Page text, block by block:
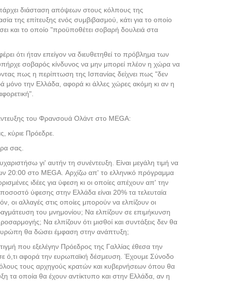
διάσταση απόψεων στους κόλπους της
της επίτευξης ενός συμβιβασμού, κάτι για το οποίο
και το οποίο "προϋποθέτει σοβαρή δουλειά στα
ότι ήταν επείγον να διευθετηθεί το πρόβλημα των
σοβαρός κίνδυνος να μην μπορεί πλέον η χώρα να
πως η περίπτωση της Ισπανίας δείχνει πως "δεν
μόνο την Ελλάδα, αφορά κι άλλες χώρες ακόμη κι αν η
του Φρανσουά Ολάντ στο MEGA:
Πρόεδρε.
σας.
γι' αυτήν τη συνέντευξη. Είναι μεγάλη τιμή να
20:00 στο MEGA. Αρχίζω απ' το ελληνικό πρόγραμμα
ιδέες για ύφεση κι οι οποίες απέχουν απ' την
ύφεσης στην Ελλάδα είναι 20% τα τελευταία
οι αλλαγές στις οποίες μπορούν να ελπίζουν οι
του μνημονίου; Να ελπίζουν σε επιμήκυνση
Να ελπίζουν ότι μισθοί και συντάξεις δεν θα
θα δώσει έμφαση στην ανάπτυξη;
που εξελέγην Πρόεδρος της Γαλλίας έθεσα την
ό,τι αφορά την ευρωπαϊκή δέσμευση. Έχουμε Σύνοδο
τους αρχηγούς κρατών και κυβερνήσεων όπου θα
τα οποία θα έχουν αντίκτυπο και στην Ελλάδα, αν η